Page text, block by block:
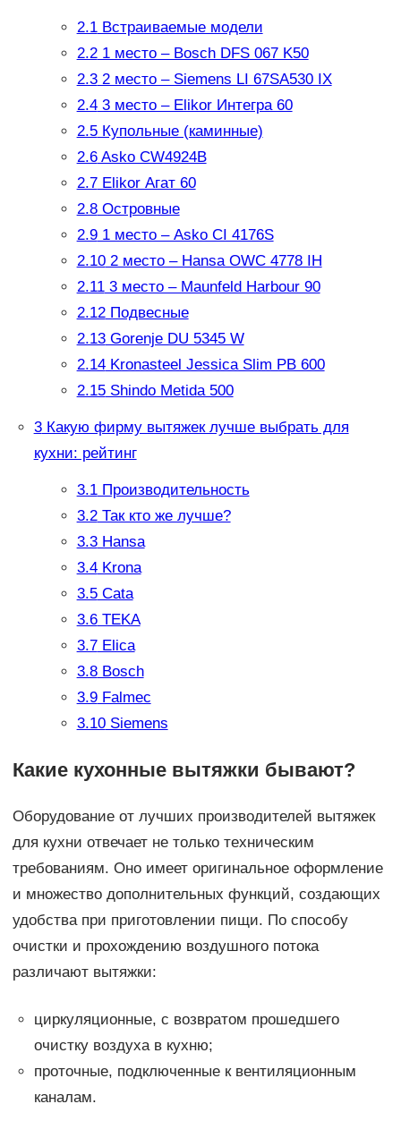
2.1Встраиваемые модели
2.21 место – Bosch DFS 067 K50
2.32 место – Siemens LI 67SA530 IX
2.43 место – Elikor Интегра 60
2.5Купольные (каминные)
2.6Asko CW4924B
2.7Elikor Агат 60
2.8Островные
2.91 место – Asko CI 4176S
2.102 место – Hansa OWC 4778 IH
2.113 место – Maunfeld Harbour 90
2.12Подвесные
2.13Gorenje DU 5345 W
2.14Kronasteel Jessica Slim PB 600
2.15Shindo Metida 500
3Какую фирму вытяжек лучше выбрать для
кухни: рейтинг
3.1Производительность
3.2Так кто же лучше?
3.3Hansa
3.4Krona
3.5Cata
3.6TEKA
3.7Elica
3.8Bosch
3.9Falmec
3.10Siemens
Какие кухонные вытяжки бывают?
Оборудование от лучших производителей вытяжек
для кухни отвечает не только техническим
требованиям. Оно имеет оригинальное оформление
и множество дополнительных функций, создающих
удобства при приготовлении пищи. По способу
очистки и прохождению воздушного потока
различают вытяжки:
циркуляционные, с возвратом прошедшего
очистку воздуха в кухню;
проточные, подключенные к вентиляционным
каналам.